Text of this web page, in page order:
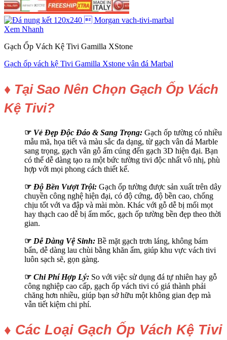
Xem Nhanh
Gạch Ốp Vách Kệ Tivi Gamilla XStone
Gạch ốp vách kệ Tivi Gamilla Xstone vân đá Marbal
♦ Tại Sao Nên Chọn Gạch Ốp Vách
Kệ Tivi?
☞ Vẻ Đẹp Độc Đáo & Sang Trọng: Gạch ốp tường có nhiều
mẫu mã, họa tiết và màu sắc đa dạng, từ gạch vân đá Marble
sang trọng, gạch vân gỗ ấm cúng đến gạch 3D hiện đại. Bạn
có thể dễ dàng tạo ra một bức tường tivi độc nhất vô nhị, phù
hợp với mọi phong cách thiết kế.
☞ Độ Bền Vượt Trội: Gạch ốp tường được sản xuất trên dây
chuyền công nghệ hiện đại, có độ cứng, độ bền cao, chống
chịu tốt với va đập và mài mòn. Khác với gỗ dễ bị mối mọt
hay thạch cao dễ bị ẩm mốc, gạch ốp tường bền đẹp theo thời
gian.
☞ Dễ Dàng Vệ Sinh: Bề mặt gạch trơn láng, không bám
bẩn, dễ dàng lau chùi bằng khăn ẩm, giúp khu vực vách tivi
luôn sạch sẽ, gọn gàng.
☞ Chi Phí Hợp Lý: So với việc sử dụng đá tự nhiên hay gỗ
công nghiệp cao cấp, gạch ốp vách tivi có giá thành phải
chăng hơn nhiều, giúp bạn sở hữu một không gian đẹp mà
vẫn tiết kiệm chi phí.
♦ Các Loại Gạch Ốp Vách Kệ Tivi